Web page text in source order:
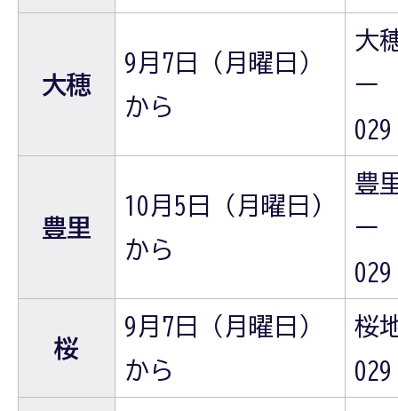
大穂
9月7日（月曜日）
から
大
ー
豊里
10月5日（月曜日）
から
豊
ー
桜
9月7日（月曜日）
から
桜